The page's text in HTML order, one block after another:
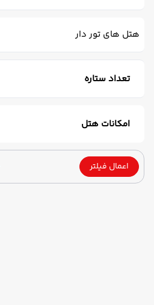
هتل های تور دار
تعداد ستاره
امکانات هتل
اعمال فیلتر